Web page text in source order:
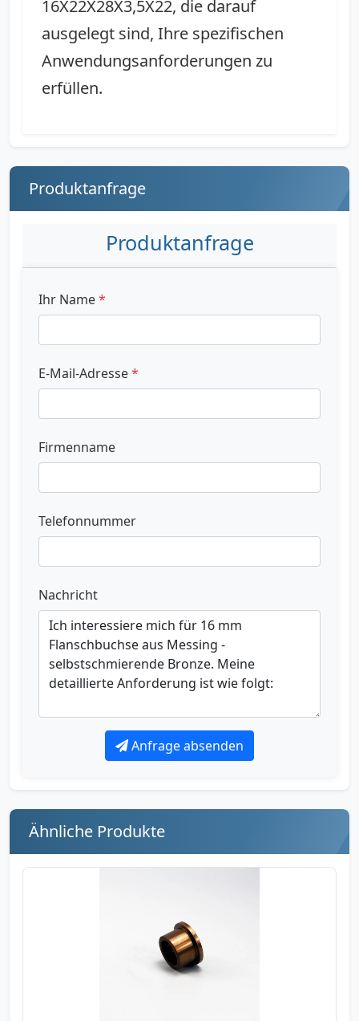
16X22X28X3,5X22, die darauf
ausgelegt sind, Ihre spezifischen
Anwendungsanforderungen zu
erfüllen.
Produktanfrage
Produktanfrage
Ihr Name*
E-Mail-Adresse*
Firmenname
Telefonnummer
Nachricht
Anfrage absenden
Ähnliche Produkte